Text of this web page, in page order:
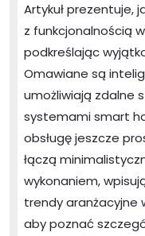
Karlik
–
oraz
w
domu
Artykuł prezentuje,
z funkcjonalnością
podkreślając
Omawiane są
umożliwiają zdalne
systemami smart
obsługę jeszcze
łączą
wykonaniem,
trendy aranżacyjne
aby poznać